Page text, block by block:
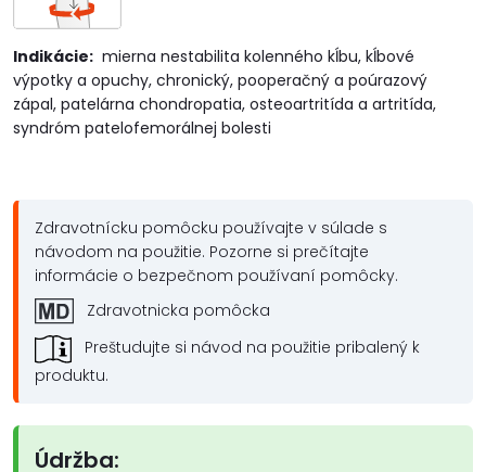
Indikácie: mierna nestabilita kolenného kĺbu, kĺbové
výpotky a opuchy, chronický, pooperačný a poúrazový
zápal, patelárna chondropatia, osteoartritída a artritída,
syndróm patelofemorálnej bolesti
Zdravotnícku pomôcku používajte v súlade s
návodom na použitie. Pozorne si prečítajte
informácie o bezpečnom používaní pomôcky.
Zdravotnicka pomôcka
Preštudujte si návod na použitie pribalený k
produktu.
Údržba: